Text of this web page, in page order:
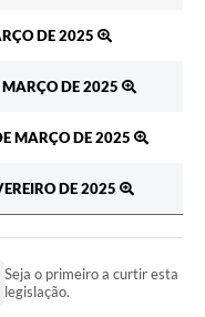
DE 2025
DE 2025
MARÇO DE 2025
DE 2025
Seja o primeiro a curtir esta
legislação.